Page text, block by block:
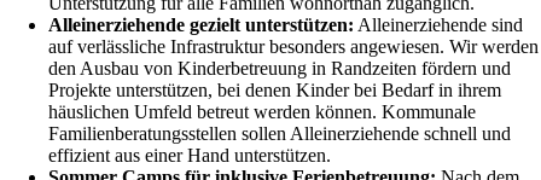
Alleinerziehende gezielt unterstützen: Alleinerziehende sind
auf verlässliche Infrastruktur besonders angewiesen. Wir werden
den Ausbau von Kinderbetreuung in Randzeiten fördern und
Projekte unterstützen, bei denen Kinder bei Bedarf in ihrem
häuslichen Umfeld betreut werden können. Kommunale
Familienberatungsstellen sollen Alleinerziehende schnell und
effizient aus einer Hand unterstützen.